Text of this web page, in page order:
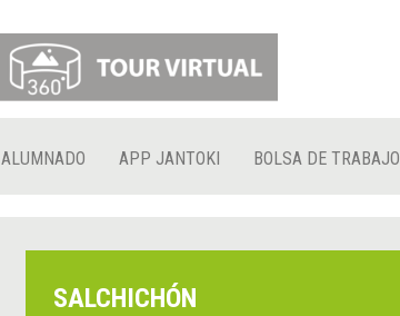
ALUMNADO APP JANTOKI BOLSA DE TRABAJO
SALCHICHÓN